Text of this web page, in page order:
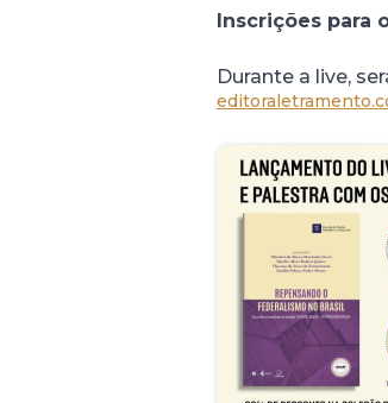
Inscrições para
Durante a live,